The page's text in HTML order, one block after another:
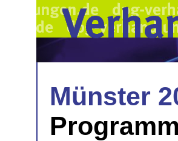
Münster
Programm